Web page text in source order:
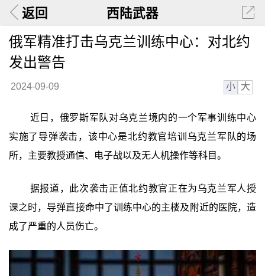
返回 西陆武器
俄军精准打击乌克兰训练中心：对北约
发出警告
2024-09-09 小 大
近日，俄罗斯军队对乌克兰境内的一个军事训练中心
实施了导弹袭击，该中心是北约教官培训乌克兰军队的场
所，主要教授通信、电子战以及无人机操作等科目。
据报道，此次袭击正值北约教官正在为乌克兰军人授
课之时，导弹直接命中了训练中心的主楼及附近的医院，造
成了严重的人员伤亡。